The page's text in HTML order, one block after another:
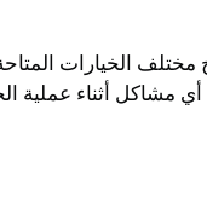
الخيارات المتاحة،
مشاكل أثناء عملية